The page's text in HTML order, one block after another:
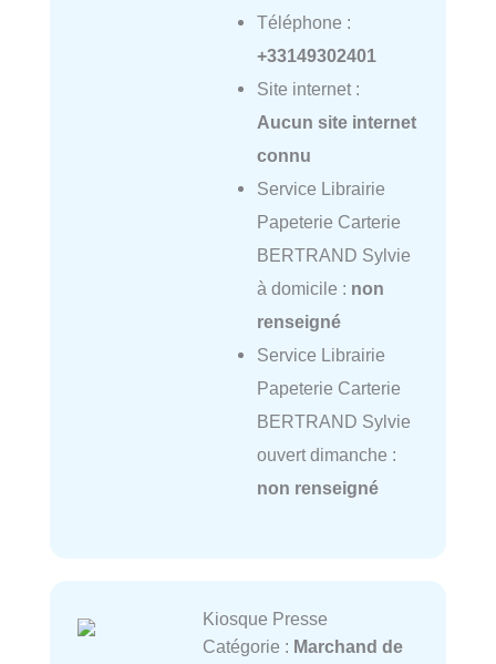
Téléphone :
+33149302401
Site internet :
Aucun site internet
connu
Service Librairie
Papeterie Carterie
BERTRAND Sylvie
à domicile : non
renseigné
Service Librairie
Papeterie Carterie
BERTRAND Sylvie
ouvert dimanche :
non renseigné
Kiosque Presse
Catégorie : Marchand de